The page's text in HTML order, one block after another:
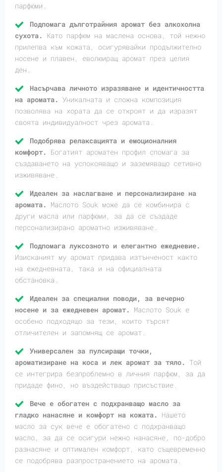
парфюми.
Подпомага дълготрайния аромат без алкохолна
сухота. Като парфюм на маслена основа, той нежно
прилепва към кожата, осигурявайки продължително
носене и плавен, еволюиращ аромат през целия
ден.
Насърчава личното изразяване и идентичността
на аромата. Уникалната и сложна композиция
позволява на хората да се откроят и да изразят
своята индивидуалност чрез аромата.
Подобрява релаксацията и емоционалния
комфорт. Богатият ароматен профил спомага за
създаването на успокояващо и заземяващо сетивно
изживяване.
Идеален за наслагване и персонализиране на
аромата. Маслото Souk може да се комбинира с
други масла или парфюми, за да се създаде
персонализирано ароматно изживяване.
Подпомага луксозното и елегантно ежедневие.
Изисканият му аромат придава изтънченост както
на ежедневната, така и на официалната
обстановка.
Идеален за специални поводи, за вечерно
носене и за ежедневен аромат. Маслото Souk е
особено подходящо за тези, които търсят
отличителен и запомнящ се аромат.
Универсален за пулсиращи точки,
ароматизиране на коса и лек аромат за тяло. Той
се интегрира безпроблемно в личния парфюм, за да
придаде фино, но въздействащо присъствие.
Вече е обогатен с подхранващо масло за
гладко нанасяне и комфорт на кожата. Нашето
масло за сук вече е обогатено с подхранващо
масло, за да се осигури нежно нанасяне, по-добро
разнасяне и оптимален комфорт, като същевременно
се подобрява разпространението на аромата.